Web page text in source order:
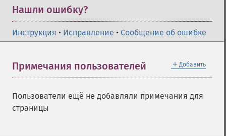
Нашли ошибку?
Инструкция • Исправление • Сообщение об ошибке
＋ Добавить
Примечания пользователей
Пользователи ещё не добавляли примечания для
страницы